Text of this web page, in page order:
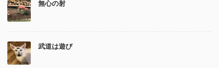
無心の射
武道は遊び